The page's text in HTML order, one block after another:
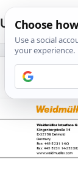
Upload
Search
for: